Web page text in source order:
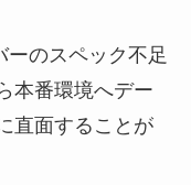
のスペック不足
本番環境へデー
直面することが